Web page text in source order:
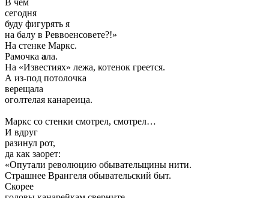
сегодня
буду фигурять я
на балу в Реввоенсовете?!»
На стенке Маркс.
Рамочка ала.
На «Известиях» лежа, котенок греется.
А из-под потолочка
верещала
оголтелая канареица.
Маркс со стенки смотрел, смотрел…
И вдруг
разинул рот,
да как заорет:
«Опутали революцию обывательщины нити.
Страшнее Врангеля обывательский быт.
Скорее